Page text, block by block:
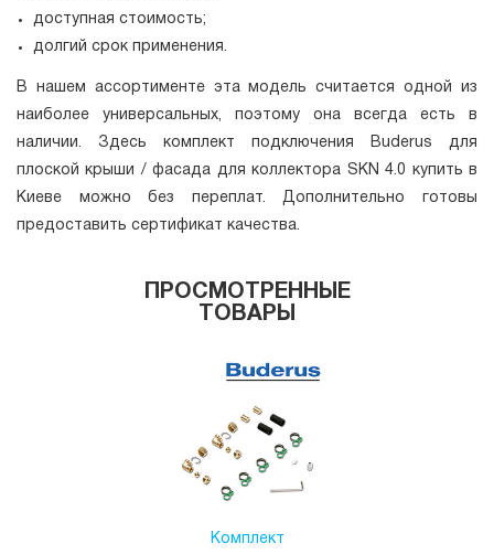
доступная стоимость;
долгий срок применения.
В нашем ассортименте эта модель считается одной из
наиболее универсальных, поэтому она всегда есть в
наличии. Здесь комплект подключения Buderus для
плоской крыши / фасада для коллектора SKN 4.0 купить в
Киеве можно без переплат. Дополнительно готовы
предоставить сертификат качества.
ПРОСМОТРЕННЫЕ
ТОВАРЫ
Комплект